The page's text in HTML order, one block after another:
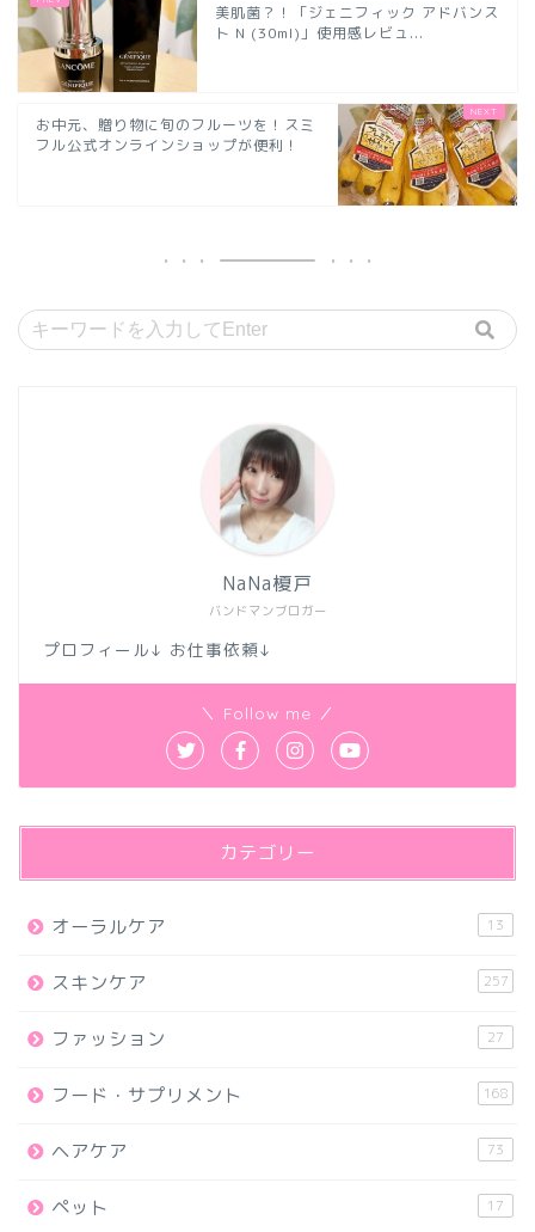
美肌菌？！「ジェニフィック アドバンス
ト N (30ml)」使用感レビュ...
お中元、贈り物に旬のフルーツを！スミ
フル公式オンラインショップが便利！
バンドマンブロガー
NaNa榎戸
プロフィール↓ お仕事依頼↓
＼ Follow me ／
カテゴリー
オーラルケア 13
スキンケア 257
ファッション 27
フード・サプリメント 168
ヘアケア 73
ペット 17